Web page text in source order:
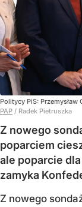
Politycy PiS: Przemysław
PAP / Radek Pietruszka
Z nowego
poparciem
ale poparcie
zamyka
Z nowego